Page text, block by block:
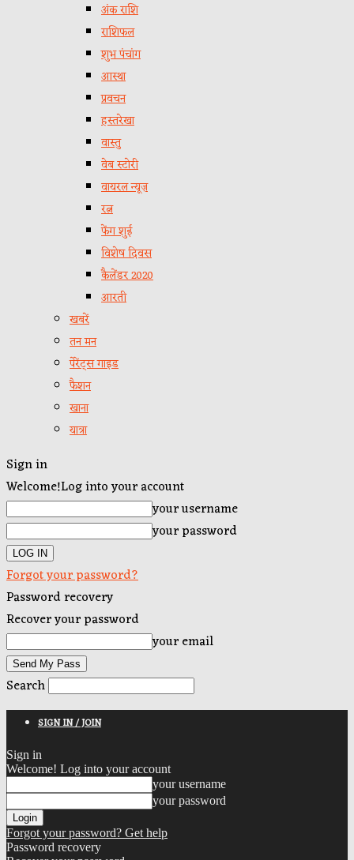
अंक राशि
राशिफल
शुभ पंचांग
आस्था
प्रवचन
हस्तरेखा
वास्तु
वेब स्टोरी
वायरल न्यूज़
रत्न
फेंग शुई
विशेष दिवस
कैलेंडर 2020
आरती
खबरें
तन मन
पेरेंट्स गाइड
फैशन
खाना
यात्रा
Sign in
Welcome!Log into your account
your username
your password
Forgot your password?
Password recovery
Recover your password
your email
Search
SIGN IN / JOIN
Sign in
Welcome! Log into your account
your username
your password
Forgot your password? Get help
Password recovery